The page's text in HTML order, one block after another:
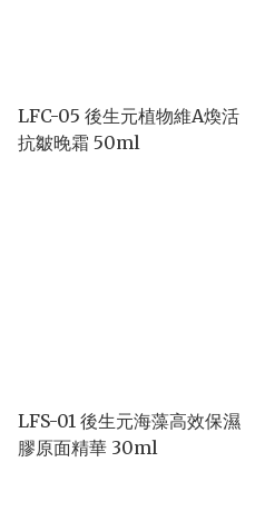
LFC-05 後生元植物維A煥活
抗皺晚霜 50ml
LFS-01 後生元海藻高效保濕
膠原面精華 30ml